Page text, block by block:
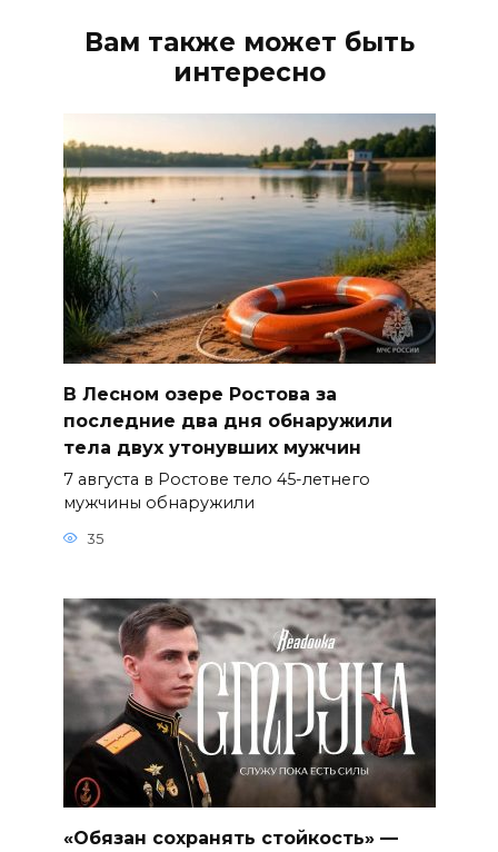
Вам также может быть
интересно
В Лесном озере Ростова за
последние два дня обнаружили
тела двух утонувших мужчин
7 августа в Ростове тело 45-летнего
мужчины обнаружили
35
«Обязан сохранять стойкость» —